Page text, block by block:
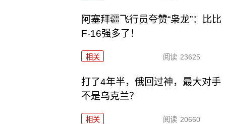
阿塞拜疆飞行员夸赞“枭龙”：比比
F-16强多了！
相关 阅读 23625
打了4年半，俄回过神，最大对手
不是乌克兰？
相关 阅读 20660